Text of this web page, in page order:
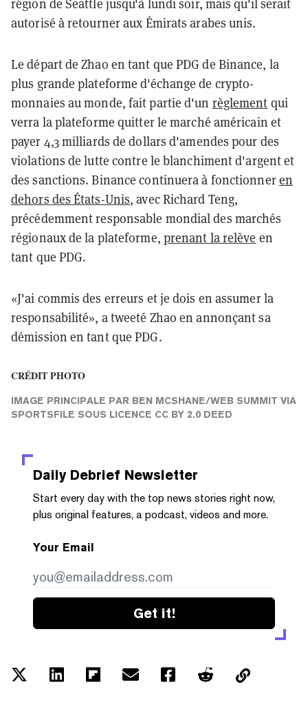
région de Seattle jusqu'à lundi soir, mais qu'il serait
autorisé à retourner aux Émirats arabes unis.
Le départ de Zhao en tant que PDG de Binance, la
plus grande plateforme d'échange de crypto-
monnaies au monde, fait partie d'un règlement qui
verra la plateforme quitter le marché américain et
payer 4,3 milliards de dollars d'amendes pour des
violations de lutte contre le blanchiment d'argent et
des sanctions. Binance continuera à fonctionneren
dehors des États-Unis, avec Richard Teng,
précédemment responsable mondial des marchés
régionaux de la plateforme, prenant la relève en
tant que PDG.
«J'ai commis des erreurs et je dois en assumer la
responsabilité», a tweeté Zhao en annonçant sa
démission en tant que PDG.
CRÉDIT PHOTO
IMAGE PRINCIPALE PAR BEN MCSHANE/WEB SUMMIT VIA
SPORTSFILE SOUS LICENCE CC BY 2.0 DEED
Daily Debrief Newsletter
Start every day with the top news stories right now,
plus original features, a podcast, videos and more.
Your Email
Get it!